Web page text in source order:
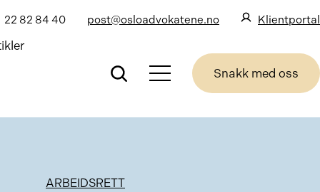
22 82 84 40 post@osloadvokatene.no Klientportal
Snakk med oss
ARBEIDSRETT